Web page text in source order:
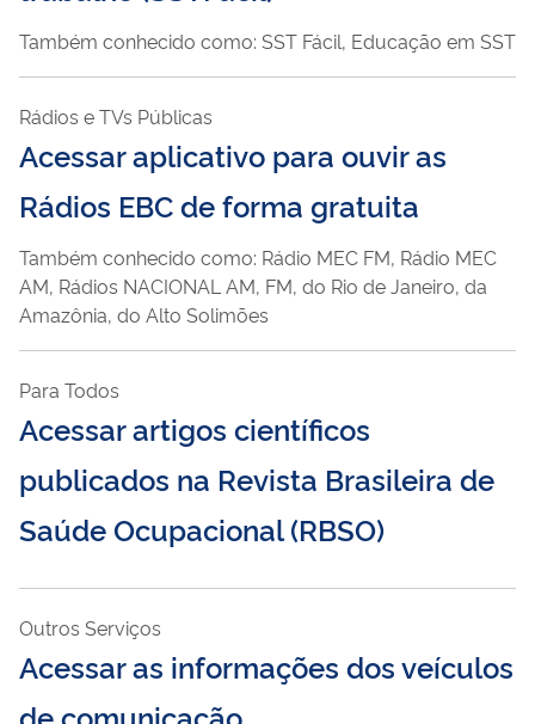
Também conhecido como: SST Fácil, Educação em SST
Rádios e TVs Públicas
Acessar aplicativo para ouvir as
Rádios EBC de forma gratuita
Também conhecido como: Rádio MEC FM, Rádio MEC
AM, Rádios NACIONAL AM, FM, do Rio de Janeiro, da
Amazônia, do Alto Solimões
Para Todos
Acessar artigos científicos
publicados na Revista Brasileira de
Saúde Ocupacional (RBSO)
Outros Serviços
Acessar as informações dos veículos